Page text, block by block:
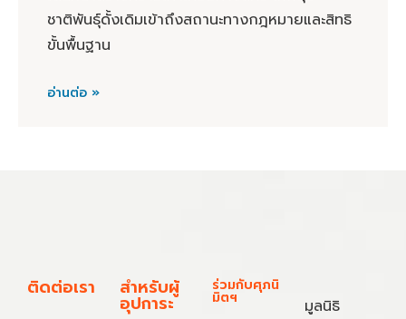
ชาติพันธุ์ดั้งเดิมเข้าถึงสถานะทางกฎหมายและสิทธิ
ขั้นพื้นฐาน
อ่านต่อ »
ติดต่อเรา สำหรับผู้
อุปการะ
ร่วมกับศุภนิ
มิตฯ
มูลนิธิ